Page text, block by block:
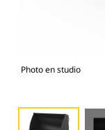
Photo en studio